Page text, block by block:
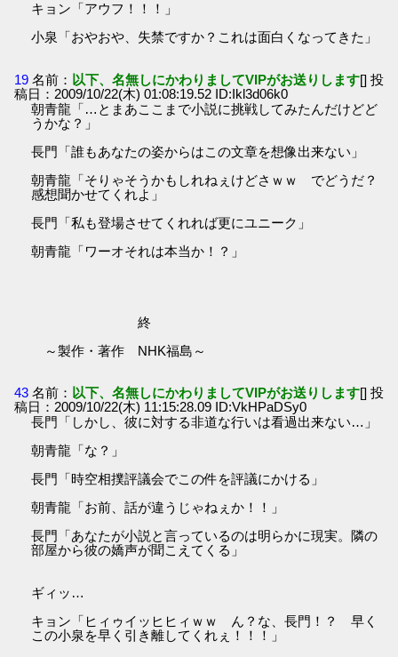
キョン「アウフ！！！」
小泉「おやおや、失禁ですか？これは面白くなってきた」
19 名前： 以下、名無しにかわりましてVIPがお送りします[] 投
稿日：2009/10/22(木) 01:08:19.52 ID:Ikl3d06k0
朝青龍「…とまあここまで小説に挑戦してみたんだけどど
うかな？」
長門「誰もあなたの姿からはこの文章を想像出来ない」
朝青龍「そりゃそうかもしれねぇけどさｗｗ でどうだ？
感想聞かせてくれよ」
長門「私も登場させてくれれば更にユニーク」
朝青龍「ワーオそれは本当か！？」
終
～製作・著作 NHK福島～
43 名前： 以下、名無しにかわりましてVIPがお送りします[] 投
稿日：2009/10/22(木) 11:15:28.09 ID:VkHPaDSy0
長門「しかし、彼に対する非道な行いは看過出来ない…」
朝青龍「な？」
長門「時空相撲評議会でこの件を評議にかける」
朝青龍「お前、話が違うじゃねぇか！！」
長門「あなたが小説と言っているのは明らかに現実。隣の
部屋から彼の嬌声が聞こえてくる」
ギィッ…
キョン「ヒィゥイッヒヒィｗｗ ん？な、長門！？ 早く
この小泉を早く引き離してくれぇ！！！」